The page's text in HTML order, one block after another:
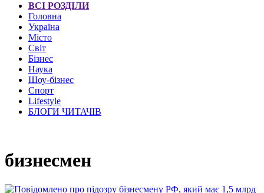
ВСІ РОЗДІЛИ
Головна
Україна
Місто
Світ
Бізнес
Наука
Шоу-бізнес
Спорт
Lifestyle
БЛОГИ ЧИТАЧІВ
бизнесмен